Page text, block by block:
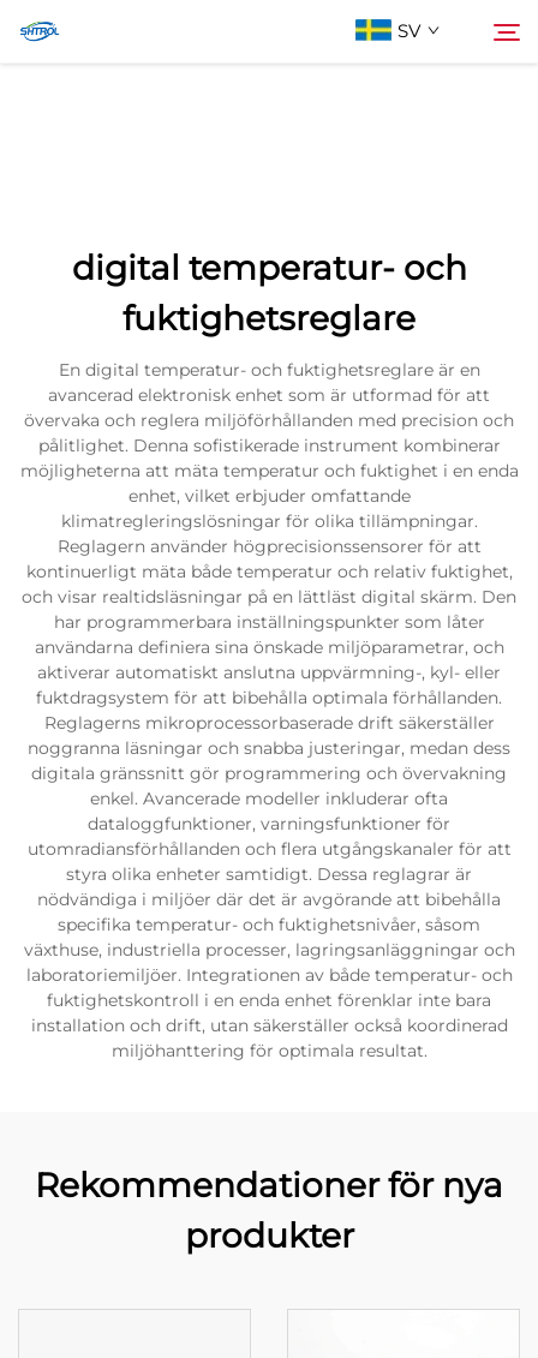
SV
Kontakta oss
digital temperatur- och
fuktighetsreglare
En digital temperatur- och fuktighetsreglare är en
avancerad elektronisk enhet som är utformad för att
övervaka och reglera miljöförhållanden med precision och
pålitlighet. Denna sofistikerade instrument kombinerar
möjligheterna att mäta temperatur och fuktighet i en enda
enhet, vilket erbjuder omfattande
klimatregleringslösningar för olika tillämpningar.
Reglagern använder högprecisionssensorer för att
kontinuerligt mäta både temperatur och relativ fuktighet,
och visar realtidsläsningar på en lättläst digital skärm. Den
har programmerbara inställningspunkter som låter
användarna definiera sina önskade miljöparametrar, och
aktiverar automatiskt anslutna uppvärmning-, kyl- eller
fuktdragsystem för att bibehålla optimala förhållanden.
Reglagerns mikroprocessorbaserade drift säkerställer
noggranna läsningar och snabba justeringar, medan dess
digitala gränssnitt gör programmering och övervakning
enkel. Avancerade modeller inkluderar ofta
dataloggfunktioner, varningsfunktioner för
utomradiansförhållanden och flera utgångskanaler för att
styra olika enheter samtidigt. Dessa reglagrar är
nödvändiga i miljöer där det är avgörande att bibehålla
specifika temperatur- och fuktighetsnivåer, såsom
växthuse, industriella processer, lagringsanläggningar och
laboratoriemiljöer. Integrationen av både temperatur- och
fuktighetskontroll i en enda enhet förenklar inte bara
installation och drift, utan säkerställer också koordinerad
miljöhanttering för optimala resultat.
Rekommendationer för nya
produkter